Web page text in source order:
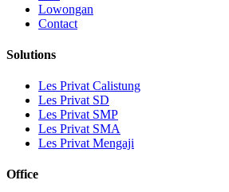
Lowongan
Contact
Solutions
Les Privat Calistung
Les Privat SD
Les Privat SMP
Les Privat SMA
Les Privat Mengaji
Office